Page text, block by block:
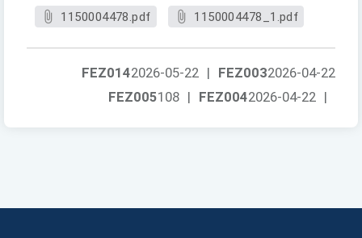
1150004478.pdf 1150004478_1.pdf
FEZ0032026-04-22
FEZ0142026-05-22 |
FEZ0042026-04-22 |
FEZ005108 |